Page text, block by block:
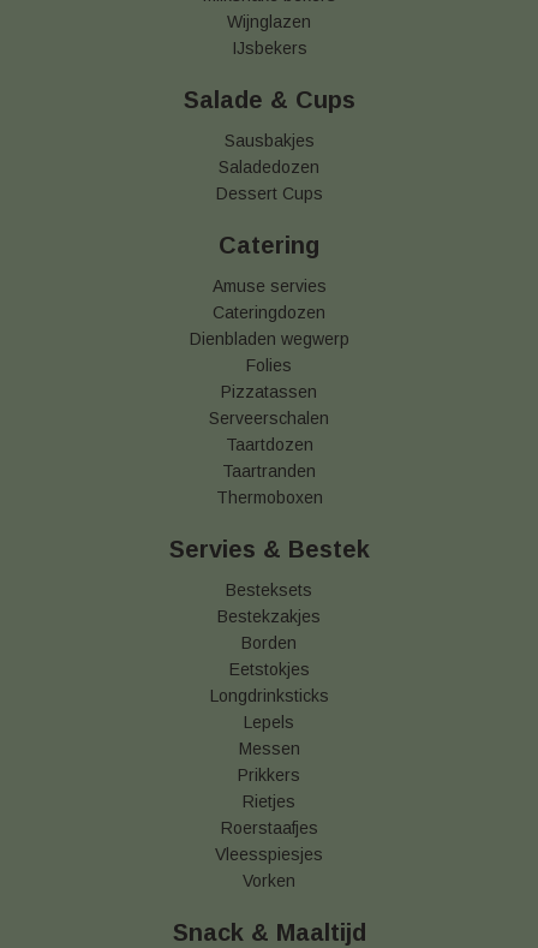
Wijnglazen
IJsbekers
Salade & Cups
Sausbakjes
Saladedozen
Dessert Cups
Catering
Amuse servies
Cateringdozen
Dienbladen wegwerp
Folies
Pizzatassen
Serveerschalen
Taartdozen
Taartranden
Thermoboxen
Servies & Bestek
Besteksets
Bestekzakjes
Borden
Eetstokjes
Longdrinksticks
Lepels
Messen
Prikkers
Rietjes
Roerstaafjes
Vleesspiesjes
Vorken
Snack & Maaltijd